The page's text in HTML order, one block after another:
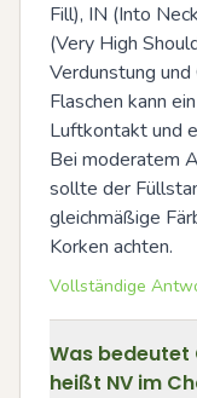
Fill), IN (Into
(Very High
Verdunstung
Flaschen kann
Luftkontakt und
Bei moderatem
sollte der
gleichmäßige
Korken achten.
Vollständige
Was bedeutet
heißt NV im